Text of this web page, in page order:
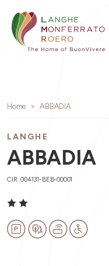
Home ABBADIA
LANGHE
ABBADIA
CIR: 004131-BEB-00001